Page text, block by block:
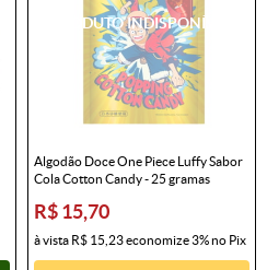
Algodão Doce One Piece Luffy Sabor
Cola Cotton Candy - 25 gramas
R$ 15,70
à vista R$ 15,23economize3%no Pix